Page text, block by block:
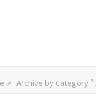
Archive by Category "